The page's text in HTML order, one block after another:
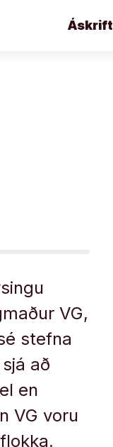
Áskrift
VG,
stefna
að
en
VG voru